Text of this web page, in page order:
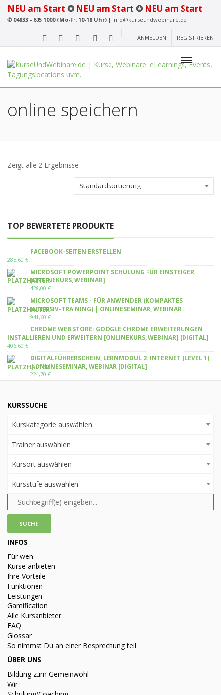
NEU am Start ✪ NEU am Start ✪ NEU am Start
✆04833 - 605 1000 (Mo-Fr: 10-18 Uhr) | info@kurseundwebinare.de
ANMELDEN REGISTRIEREN
online speichern
Zeigt alle 2 Ergebnisse
TOP BEWERTETE PRODUKTE
FACEBOOK-SEITEN ERSTELLEN
285,60 €
MICROSOFT POWERPOINT SCHULUNG FÜR EINSTEIGER
[ONLINEKURS, WEBINAR]
428,00 €
MICROSOFT TEAMS - FÜR ANWENDER (KOMPAKTES
INTENSIV-TRAINING) | ONLINESEMINAR, WEBINAR
941,60 €
CHROME WEB STORE: GOOGLE CHROME ERWEITERUNGEN
INSTALLIEREN UND ERWEITERN [ONLINEKURS, WEBINAR] [DIGITAL]
406,60 €
DIGITALFÜHRERSCHEIN, LERNMODUL 2: INTERNET (LEVEL 1)
| ONLINESEMINAR, WEBINAR [DIGITAL]
224,70 €
KURSSUCHE
Kurskategorie auswählen
Trainer auswählen
Kursort auswählen
Kursstufe auswählen
INFOS
Für wen
Kurse anbieten
Ihre Vorteile
Funktionen
Leistungen
Gamification
Alle Kursanbieter
FAQ
Glossar
So nimmst Du an einer Besprechung teil
ÜBER UNS
Bildung zum Gemeinwohl
Wir